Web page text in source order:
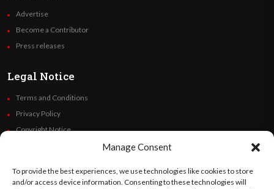
Manage Consent
To provide the best experiences, we use technologies like cookies to store
and/or access device information. Consenting to these technologies will
Advertise
Become a Contributor
Press releases
Legal Notice
Terms and Conditions
Privacy Policy
Copyright Notice
Financials